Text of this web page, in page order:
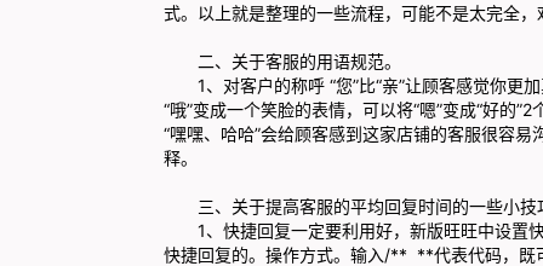
式。以上就是整理的一些流程，可能不是太完全，
二、关于客服的用语规范。
1、对客户的称呼 “您”比“亲”让顾客感觉你更
“哦”变成一个笑脸的表情，可以将“嗯”变成“好的
“嘿嘿、哈哈”会给顾客感到这家店铺的客服很容
释。
三、关于提高客服的平均回复时间的一些小技
1、快捷回复一定要利用好，新版旺旺中设置
快捷回复的。操作方式。输入/** **代表代码，既